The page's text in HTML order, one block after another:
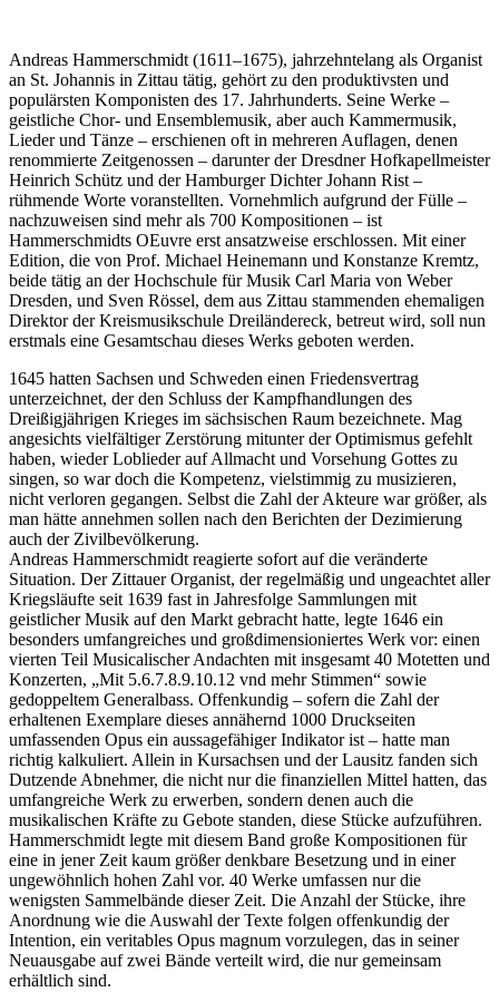
Andreas Hammerschmidt (1611–1675), jahrzehntelang als Organist
an St. Johannis in Zittau tätig, gehört zu den produktivsten und
populärsten Komponisten des 17. Jahrhunderts. Seine Werke –
geistliche Chor- und Ensemblemusik, aber auch Kammermusik,
Lieder und Tänze – erschienen oft in mehreren Auflagen, denen
renommierte Zeitgenossen – darunter der Dresdner Hofkapellmeister
Heinrich Schütz und der Hamburger Dichter Johann Rist –
rühmende Worte voranstellten. Vornehmlich aufgrund der Fülle –
nachzuweisen sind mehr als 700 Kompositionen – ist
Hammerschmidts OEuvre erst ansatzweise erschlossen. Mit einer
Edition, die von Prof. Michael Heinemann und Konstanze Kremtz,
beide tätig an der Hochschule für Musik Carl Maria von Weber
Dresden, und Sven Rössel, dem aus Zittau stammenden ehemaligen
Direktor der Kreismusikschule Dreiländereck, betreut wird, soll nun
erstmals eine Gesamtschau dieses Werks geboten werden.
1645 hatten Sachsen und Schweden einen Friedensvertrag
unterzeichnet, der den Schluss der Kampfhandlungen des
Dreißigjährigen Krieges im sächsischen Raum bezeichnete. Mag
angesichts vielfältiger Zerstörung mitunter der Optimismus gefehlt
haben, wieder Loblieder auf Allmacht und Vorsehung Gottes zu
singen, so war doch die Kompetenz, vielstimmig zu musizieren,
nicht verloren gegangen. Selbst die Zahl der Akteure war größer, als
man hätte annehmen sollen nach den Berichten der Dezimierung
auch der Zivilbevölkerung.
Andreas Hammerschmidt reagierte sofort auf die veränderte
Situation. Der Zittauer Organist, der regelmäßig und ungeachtet aller
Kriegsläufte seit 1639 fast in Jahresfolge Sammlungen mit
geistlicher Musik auf den Markt gebracht hatte, legte 1646 ein
besonders umfangreiches und großdimensioniertes Werk vor: einen
vierten Teil Musicalischer Andachten mit insgesamt 40 Motetten und
Konzerten, „Mit 5.6.7.8.9.10.12 vnd mehr Stimmen“ sowie
gedoppeltem Generalbass. Offenkundig – sofern die Zahl der
erhaltenen Exemplare dieses annähernd 1000 Druckseiten
umfassenden Opus ein aussagefähiger Indikator ist – hatte man
richtig kalkuliert. Allein in Kursachsen und der Lausitz fanden sich
Dutzende Abnehmer, die nicht nur die finanziellen Mittel hatten, das
umfangreiche Werk zu erwerben, sondern denen auch die
musikalischen Kräfte zu Gebote standen, diese Stücke aufzuführen.
Hammerschmidt legte mit diesem Band große Kompositionen für
eine in jener Zeit kaum größer denkbare Besetzung und in einer
ungewöhnlich hohen Zahl vor. 40 Werke umfassen nur die
wenigsten Sammelbände dieser Zeit. Die Anzahl der Stücke, ihre
Anordnung wie die Auswahl der Texte folgen offenkundig der
Intention, ein veritables Opus magnum vorzulegen, das in seiner
Neuausgabe auf zwei Bände verteilt wird, die nur gemeinsam
erhältlich sind.